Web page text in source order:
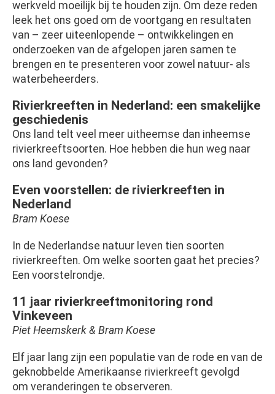
werkveld moeilijk bij te houden zijn. Om deze reden
leek het ons goed om de voortgang en resultaten
van – zeer uiteenlopende – ontwikkelingen en
onderzoeken van de afgelopen jaren samen te
brengen en te presenteren voor zowel natuur- als
waterbeheerders.
Rivierkreeften in Nederland: een smakelijke
geschiedenis
Ons land telt veel meer uitheemse dan inheemse
rivierkreeftsoorten. Hoe hebben die hun weg naar
ons land gevonden?
Even voorstellen: de rivierkreeften in
Nederland
Bram Koese
In de Nederlandse natuur leven tien soorten
rivierkreeften. Om welke soorten gaat het precies?
Een voorstelrondje.
11 jaar rivierkreeftmonitoring rond
Vinkeveen
Piet Heemskerk & Bram Koese
Elf jaar lang zijn een populatie van de rode en van de
geknobbelde Amerikaanse rivierkreeft gevolgd
om veranderingen te observeren.